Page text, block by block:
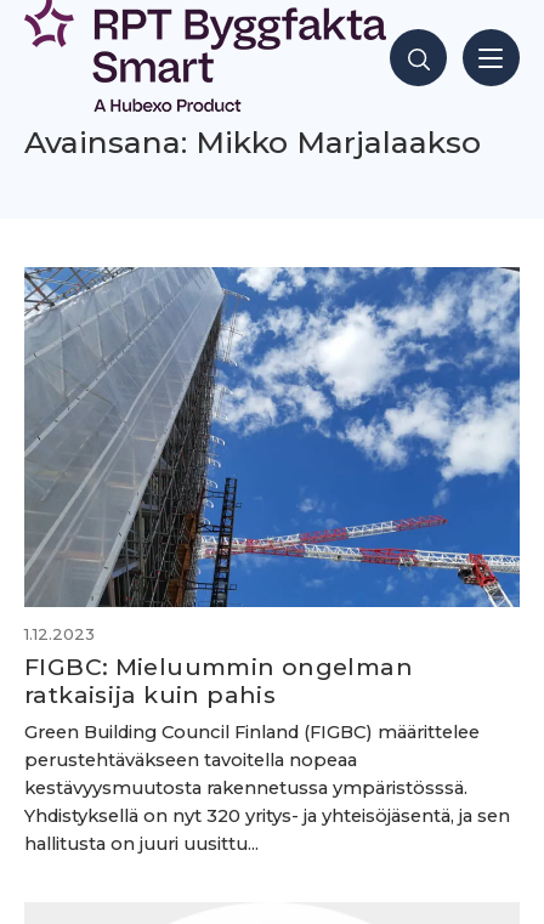
Siirry
sisältöön
Hae sisältöjä
Avainsana: Mikko Marjalaakso
1.12.2023
FIGBC: Mieluummin ongelman
ratkaisija kuin pahis
Green Building Council Finland (FIGBC) määrittelee
perustehtäväkseen tavoitella nopeaa
kestävyysmuutosta rakennetussa ympäristösssä.
Yhdistyksellä on nyt 320 yritys- ja yhteisöjäsentä, ja sen
hallitusta on juuri uusittu...